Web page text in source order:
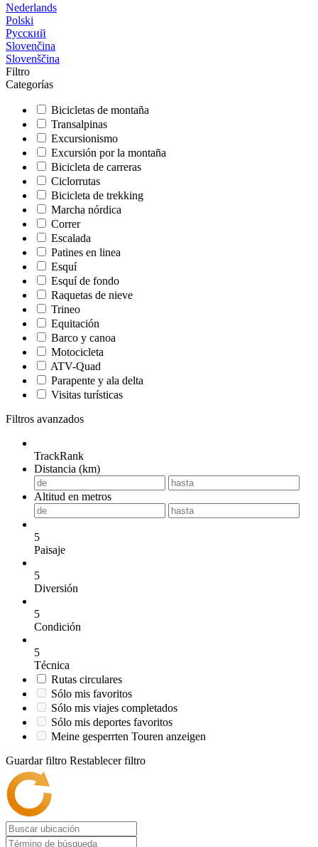
Nederlands
Polski
Русский
Slovenčina
Slovenščina
Filtro
Categorías
Bicicletas de montaña
Transalpinas
Excursionismo
Excursión por la montaña
Bicicleta de carreras
Ciclorrutas
Bicicleta de trekking
Marcha nórdica
Correr
Escalada
Patines en linea
Esquí
Esquí de fondo
Raquetas de nieve
Trineo
Equitación
Barco y canoa
Motocicleta
ATV-Quad
Parapente y ala delta
Visitas turísticas
Filtros avanzados
TrackRank
Distancia (km)
Altitud en metros
5
Paisaje
5
Diversión
5
Condición
5
Técnica
Rutas circulares
Sólo mis favoritos
Sólo mis viajes completados
Sólo mis deportes favoritos
Meine gesperrten Touren anzeigen
Guardar filtro Restablecer filtro